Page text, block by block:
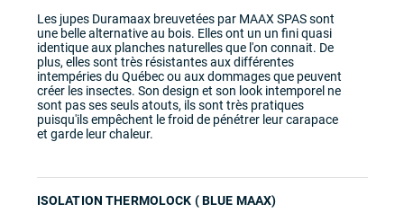
Les jupes Duramaax breuvetées par MAAX SPAS sont
une belle alternative au bois. Elles ont un un fini quasi
identique aux planches naturelles que l'on connait. De
plus, elles sont très résistantes aux différentes
intempéries du Québec ou aux dommages que peuvent
créer les insectes. Son design et son look intemporel ne
sont pas ses seuls atouts, ils sont très pratiques
puisqu'ils empêchent le froid de pénétrer leur carapace
et garde leur chaleur.
ISOLATION THERMOLOCK ( BLUE MAAX)